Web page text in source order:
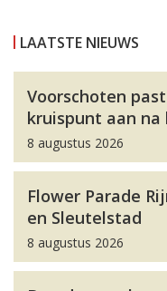
LAATSTE NIEUWS
Voorschoten
kruispunt aan na
8 augustus 2026
Flower Parade
en Sleutelstad
8 augustus 2026